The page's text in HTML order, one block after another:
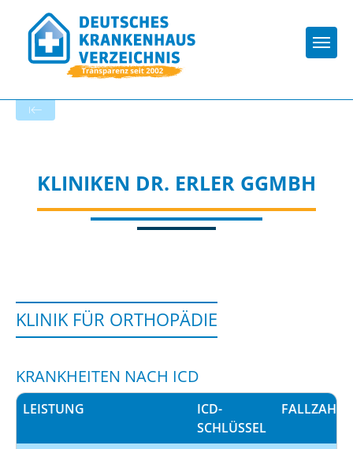
KLINIKEN DR. ERLER GGMBH
KLINIK FÜR ORTHOPÄDIE
KRANKHEITEN NACH ICD
LEISTUNG
ICD-
SCHLÜSSEL
FALLZAHL